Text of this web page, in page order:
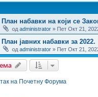
План набавки на који се
од administrator » Пет Окт 21,
План јавних набавки за 2022.
од administrator » Пет Окт 21,
на Почетну Форума